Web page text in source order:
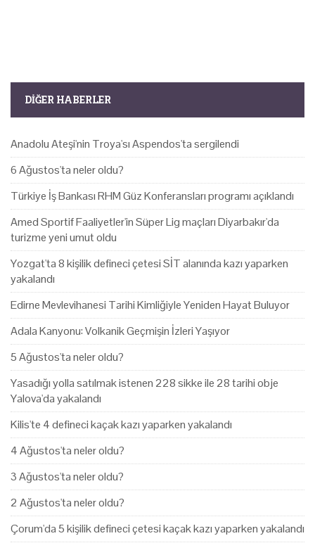
DIĞER HABERLER
Anadolu Ateşi'nin Troya'sı Aspendos'ta sergilendi
6 Ağustos'ta neler oldu?
Türkiye İş Bankası RHM Güz Konferansları programı açıklandı
Amed Sportif Faaliyetler'in Süper Lig maçları Diyarbakır'da
turizme yeni umut oldu
Yozgat'ta 8 kişilik defineci çetesi SİT alanında kazı yaparken
yakalandı
Edirne Mevlevihanesi Tarihi Kimliğiyle Yeniden Hayat Buluyor
Adala Kanyonu: Volkanik Geçmişin İzleri Yaşıyor
5 Ağustos'ta neler oldu?
Yasadığı yolla satılmak istenen 228 sikke ile 28 tarihi obje
Yalova'da yakalandı
Kilis'te 4 defineci kaçak kazı yaparken yakalandı
4 Ağustos'ta neler oldu?
3 Ağustos'ta neler oldu?
2 Ağustos'ta neler oldu?
Çorum'da 5 kişilik defineci çetesi kaçak kazı yaparken yakalandı